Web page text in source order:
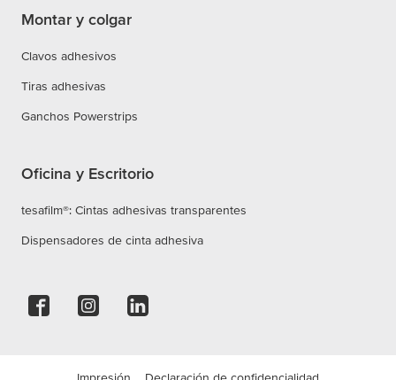
Montar y colgar
Clavos adhesivos
Tiras adhesivas
Ganchos Powerstrips
Oficina y Escritorio
tesafilm®: Cintas adhesivas transparentes
Dispensadores de cinta adhesiva